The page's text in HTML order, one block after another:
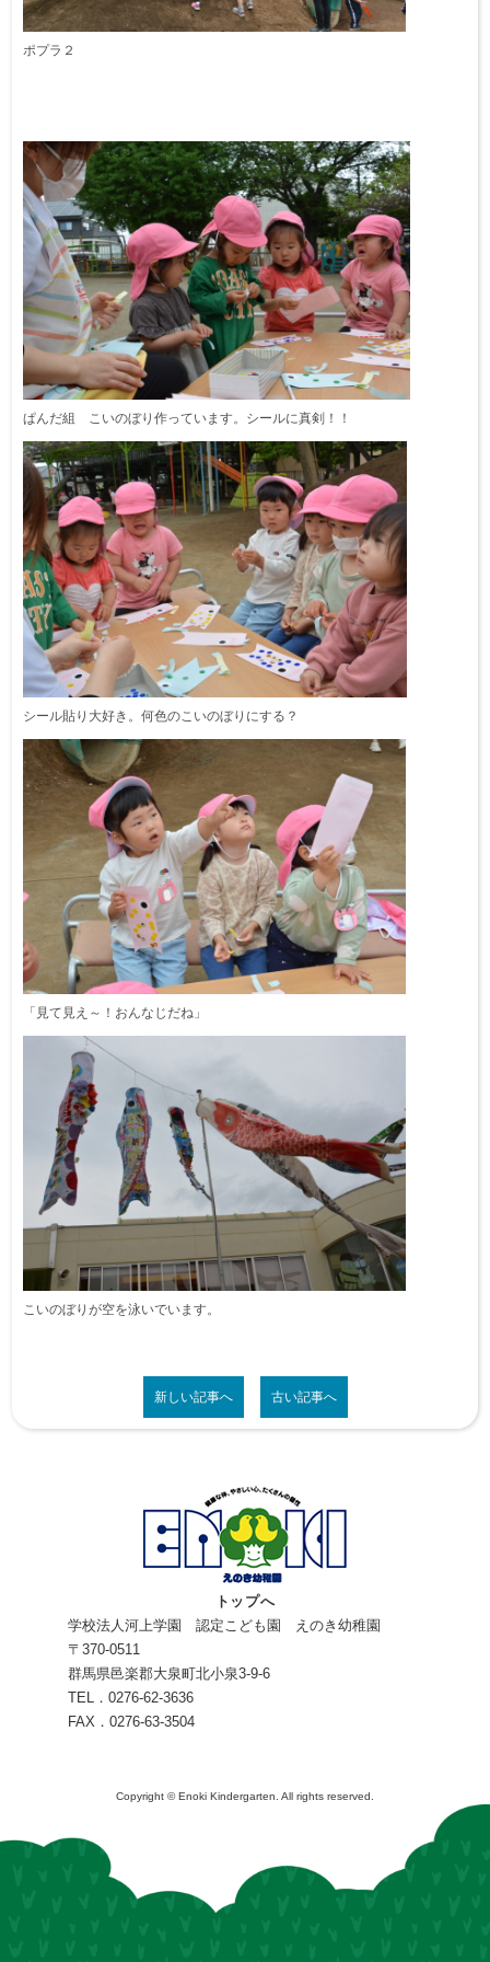
ポプラ２
ぱんだ組 こいのぼり作っています。シールに真剣！！
シール貼り大好き。何色のこいのぼりにする？
「見て見え～！おんなじだね」
こいのぼりが空を泳いでいます。
新しい記事へ 古い記事へ
トップへ
学校法人河上学園 認定こども園 えのき幼稚園
〒370-0511
群馬県邑楽郡大泉町北小泉3-9-6
TEL．0276-62-3636
FAX．0276-63-3504
Copyright © Enoki Kindergarten. All rights reserved.